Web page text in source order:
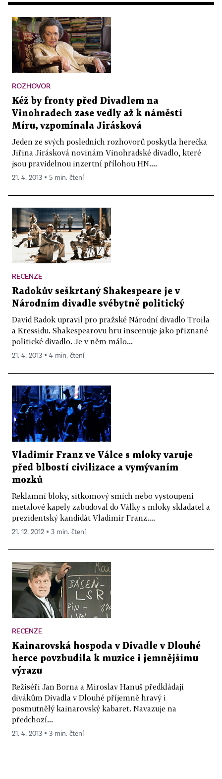
ROZHOVOR
Kéž by fronty před Divadlem na
Vinohradech zase vedly až k náměstí
Míru, vzpomínala Jirásková
Jeden ze svých posledních rozhovorů poskytla herečka
Jiřina Jirásková novinám Vinohradské divadlo, které
jsou pravidelnou inzertní přílohou HN....
21. 4. 2013 ▪ 5 min. čtení
RECENZE
Radokův seškrtaný Shakespeare je v
Národním divadle svébytně politický
David Radok upravil pro pražské Národní divadlo Troila
a Kressidu. Shakespearovu hru inscenuje jako přiznané
politické divadlo. Je v něm málo...
21. 4. 2013 ▪ 4 min. čtení
Vladimír Franz ve Válce s mloky varuje
před blbostí civilizace a vymývaním
mozků
Reklamní bloky, sitkomový smích nebo vystoupení
metalové kapely zabudoval do Války s mloky skladatel a
prezidentský kandidát Vladimír Franz....
21. 12. 2012 ▪ 3 min. čtení
RECENZE
Kainarovská hospoda v Divadle v Dlouhé
herce povzbudila k muzice i jemnějšímu
výrazu
Režiséři Jan Borna a Miroslav Hanuš předkládají
divákům Divadla v Dlouhé příjemně hravý i
posmutnělý kainarovský kabaret. Navazuje na
předchozí...
21. 4. 2013 ▪ 3 min. čtení